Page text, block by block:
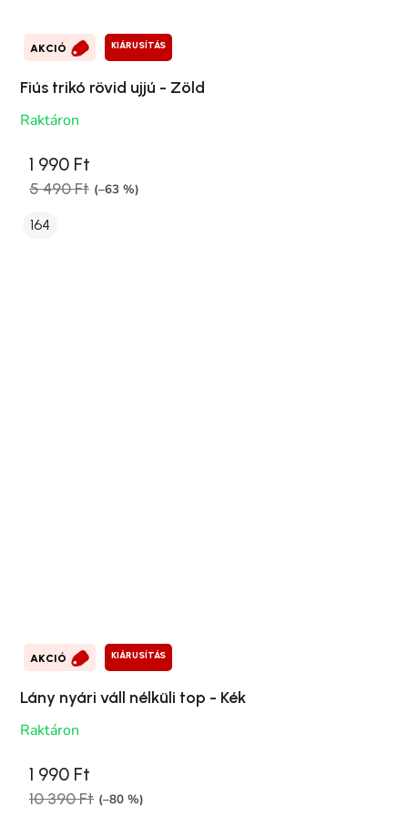
AKCIÓ KIÁRUSÍTÁS
Fiús trikó rövid ujjú - Zöld
Raktáron
1 990 Ft
5 490 Ft (–63 %)
164
AKCIÓ KIÁRUSÍTÁS
Lány nyári váll nélküli top - Kék
Raktáron
1 990 Ft
10 390 Ft (–80 %)